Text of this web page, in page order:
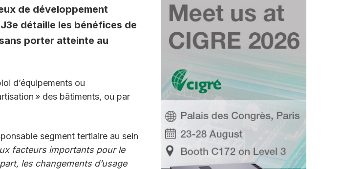
de développement
détaille les bénéfices de
porter atteinte au
d’équipements ou
» des bâtiments, ou par
segment tertiaire au sein
facteurs importants pour le
les changements d’usage